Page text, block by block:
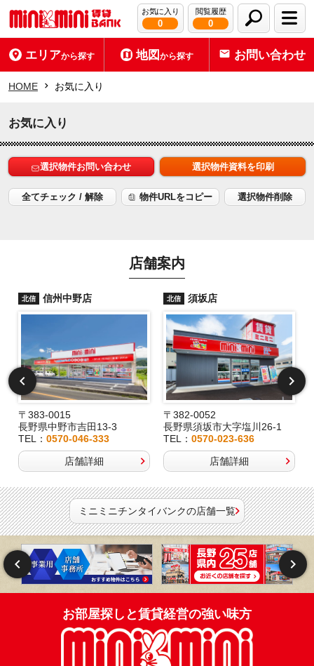
お気に入り
0
閲覧履歴
0
エリアから探す 地図から探す お問い合わせ
HOME お気に入り
お気に入り
選択物件お問い合わせ 選択物件資料を印刷
全てチェック / 解除 物件URLをコピー 選択物件削除
店舗案内
北信 信州中野店
〒383-0015
長野県中野市吉田13-3
TEL： 0570-046-333
店舗詳細
北信 須坂店
〒382-0052
長野県須坂市大字塩川26-1
TEL：0570-023-636
店舗詳細
ミニミニチンタイバンクの店舗一覧
お部屋探しと賃貸経営の強い味方